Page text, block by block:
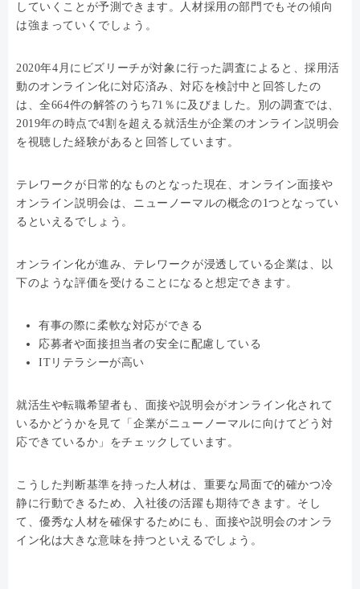
していくことが予測できます。人材採用の部門でもその傾向
は強まっていくでしょう。
2020年4月にビズリーチが対象に行った調査によると、採用活
動のオンライン化に対応済み、対応を検討中と回答したの
は、全664件の解答のうち71％に及びました。別の調査では、
2019年の時点で4割を超える就活生が企業のオンライン説明会
を視聴した経験があると回答しています。
テレワークが日常的なものとなった現在、オンライン面接や
オンライン説明会は、ニューノーマルの概念の1つとなってい
るといえるでしょう。
オンライン化が進み、テレワークが浸透している企業は、以
下のような評価を受けることになると想定できます。
有事の際に柔軟な対応ができる
応募者や面接担当者の安全に配慮している
ITリテラシーが高い
就活生や転職希望者も、面接や説明会がオンライン化されて
いるかどうかを見て「企業がニューノーマルに向けてどう対
応できているか」をチェックしています。
こうした判断基準を持った人材は、重要な局面で的確かつ冷
静に行動できるため、入社後の活躍も期待できます。そし
て、優秀な人材を確保するためにも、面接や説明会のオンラ
イン化は大きな意味を持つといえるでしょう。